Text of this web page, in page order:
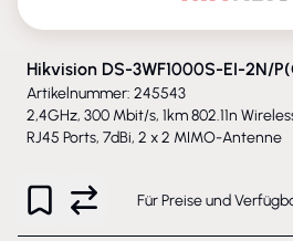
Hikvision DS-3WF1000S-EI-2N/
Artikelnummer: 245543
2,4GHz, 300 Mbit/s, 1km 802.11n
RJ45 Ports, 7dBi, 2 x 2 MIMO-Antenne
Für Preise und